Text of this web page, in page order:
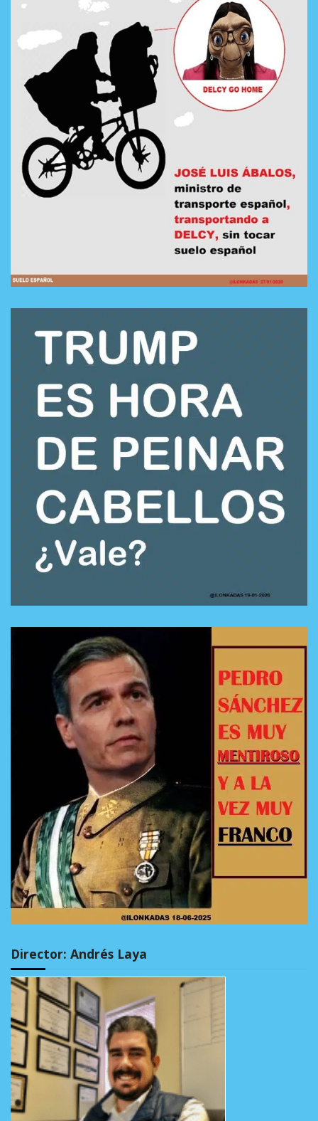
Director: Andrés Laya